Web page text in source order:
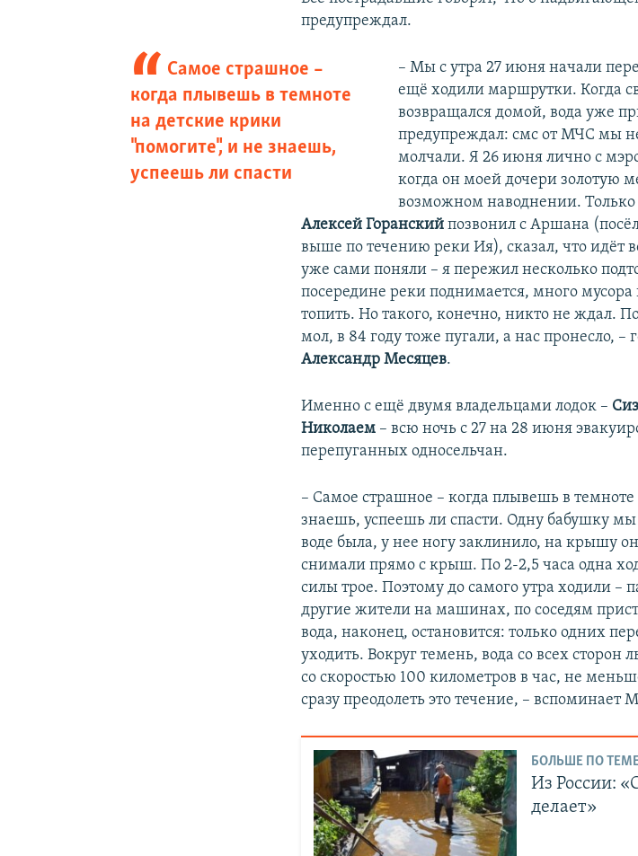
предупреждал.
Самое страшное –
когда плывешь в темноте
на детские крики
"помогите", и не знаешь,
успеешь ли спасти
– Мы с утра 27 июня начали
ещё ходили маршрутки. Когда
возвращался домой, вода уже
предупреждал: смс от МЧС мы
молчали. Я 26 июня лично с
когда он моей дочери золотую
возможном наводнении.
Алексей Горанский позвонил с Аршана
выше по течению реки Ия), сказал, что идёт
уже сами поняли – я пережил несколько
посередине реки поднимается, много мусора
топить. Но такого, конечно, никто не ждал.
мол, в 84 году тоже пугали, а нас пронесло, –
Александр Месяцев.
Именно с ещё двумя владельцами лодок –
Николаем – всю ночь с 27 на 28 июня
перепуганных односельчан.
– Самое страшное – когда плывешь в
знаешь, успеешь ли спасти. Одну бабушку
воде была, у нее ногу заклинило, на крышу
снимали прямо с крыш. По 2-2,5 часа одна
силы трое. Поэтому до самого утра ходили –
другие жители на машинах, по соседям
вода, наконец, остановится: только одних
уходить. Вокруг темень, вода со всех сторон
со скоростью 100 километров в час, не
сразу преодолеть это течение, – вспоминает
БОЛЬШЕ ПО
Из России:
делает»